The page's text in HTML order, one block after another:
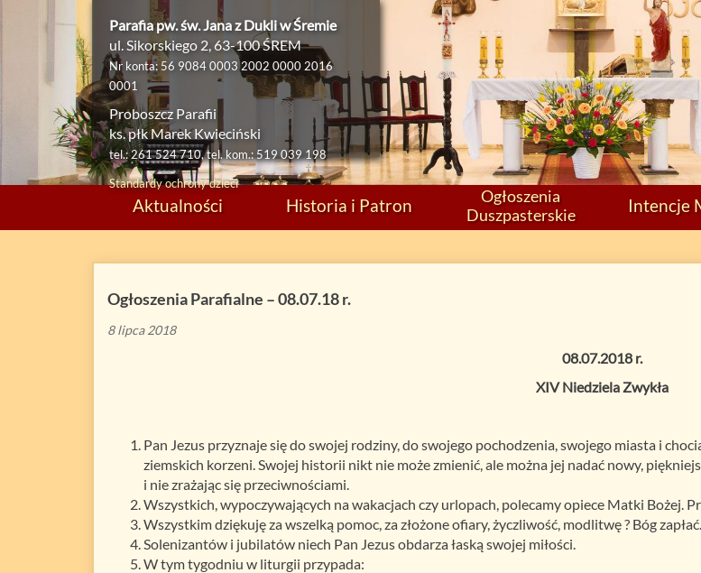
Parafia pw. św. Jana z Dukli w Śremie
ul. Sikorskiego 2, 63-100 ŚREM
Nr konta: 56 9084 0003 2002 0000 2016
0001
Proboszcz Parafii
ks. płk Marek Kwieciński
tel.: 261 524 710, tel. kom.: 519 039 198
Standardy ochrony dzieci
Aktualności Historia i Patron
Ogłoszenia
Duszpasterskie
Intencje
Ogłoszenia Parafialne – 08.07.18 r.
8 lipca 2018
08.07.2018 r.
XIV Niedziela Zwykła
Pan Jezus przyznaje się do swojej rodziny, do swojego pochodzenia, swojego miasta i
ziemskich korzeni. Swojej historii nikt nie może zmienić, ale można jej nadać nowy,
i nie zrażając się przeciwnościami.
Wszystkich, wypoczywających na wakacjach czy urlopach, polecamy opiece Matki Bożej.
Wszystkim dziękuję za wszelką pomoc, za złożone ofiary, życzliwość, modlitwę ? Bóg zapłać.
Solenizantów i jubilatów niech Pan Jezus obdarza łaską swojej miłości.
W tym tygodniu w liturgii przypada: